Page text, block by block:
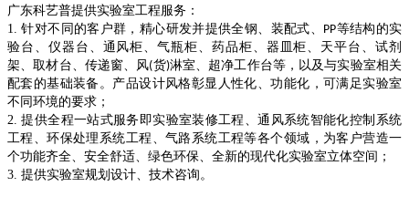
广东科艺普提供实验室工程服务：
1.针对不同的客户群，精心研发并提供全钢、装配式、 PP等结构的实
验台、仪器台、通风柜、气瓶柜、药品柜、器皿柜、天平台、试剂
架、取材台、传递窗、风(货)淋室、超净工作台等，以及与实验室相关
配套的基础装备。产品设计风格彰显人性化、功能化，可满足实验室
不同环境的要求；
2.提供全程一站式服务即实验室装修工程、通风系统智能化控制系统
工程、环保处理系统工程、气路系统工程等各个领域，为客户营造一
个功能齐全、安全舒适、绿色环保、全新的现代化实验室立体空间；
3. 提供实验室规划设计、技术咨询。